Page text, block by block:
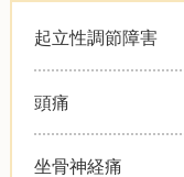
起立性調節障害
頭痛
坐骨神経痛